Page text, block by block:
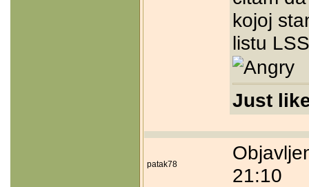
kojoj
listu
Just
patak78
21:10